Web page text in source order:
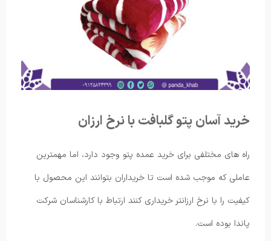
خرید آسان پتو گلبافت با نرخ ارزان
راه های مختلفی برای خرید عمده پتو وجود دارد، اما مهمترین
عاملی که موجب شده است تا خریداران بتوانند این محصول با
کیفیت را با نرخ ارزانتر خریداری کنند ارتباط با کارشناسان شرکت
پاندا بوده است.